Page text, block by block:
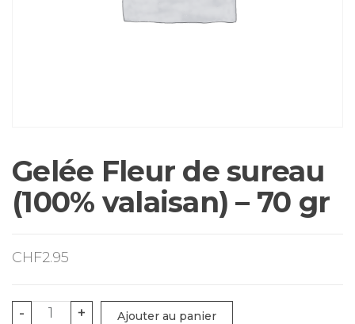
Gelée Fleur de sureau
(100% valaisan) – 70 gr
CHF2.95
-
quantité
+ Ajouter au panier